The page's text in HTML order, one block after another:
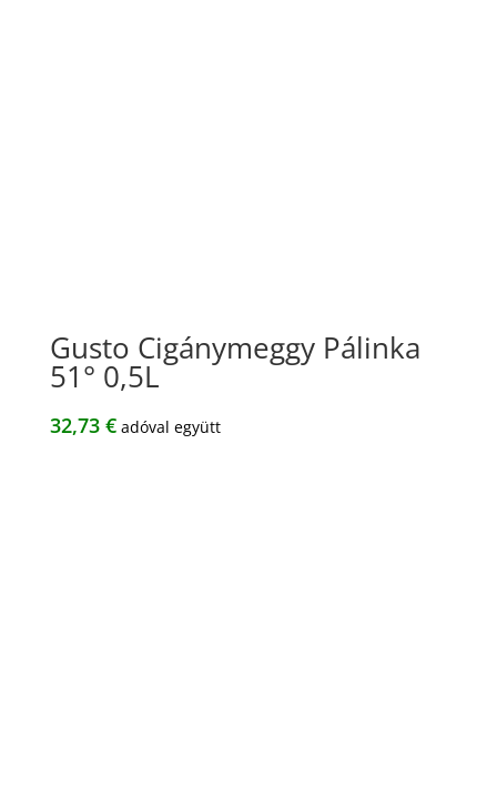
Gusto Cigánymeggy Pálinka
51° 0,5L
32,73 € adóval együtt